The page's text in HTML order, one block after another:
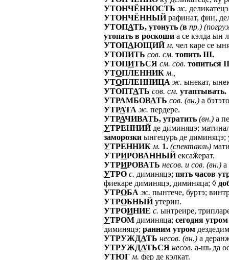
УТОНЧЁННОСТЬ ж.
УТОНЧЁННЫЙрафинат, фин,
УТОПАТЬ, утонуть (в пр.)
утопать в роскоши а се кэлда ын
УТОПАЮЩИЙ м. чел каре се
УТОПИТЬ сов. см. топить III.
УТОПИТЬСЯ см. сов. топиться
УТОПЛЕННИК м.,
УТОПЛЕННИЦА ж. ынекат,
УТОПТАТЬ сов. см. утаптывать.
УТРАМБОВАТЬ сов. (вн.) а
УТРАТА ж. пердере.
УТРАЧИВАТЬ, утратить (вн.) а
УТРЕННИЙде диминяцэ;
заморозки ынгецурь де диминяцэ;
УТРЕННИК м. 1. (спектакль)
УТРИРОВАННЫЙексаӂерат.
УТРИРОВАТЬ несов. и сов. (вн.) а
УТРО с. диминяцэ; пять часов
фиекаре диминяцэ, диминяца; ◊
УТРОБА ж. пынтече, буртэ;
УТРОБНЫЙутерин.
УТРОИНИЕ с. ынтреире,
УТРОМ диминяца; сегодня утром
диминяцэ; ранним утром
УТРУЖДАТЬ несов. (вн.) а
УТРУЖДАТЬСЯ несов. а-шь да
УТЮГ м. фер де кэлкат.